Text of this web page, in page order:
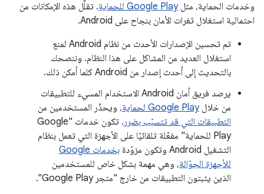
وخدمات الحماية، مثلGoogle Play للحماية
. تقلِّل هذه الإمكانات من
احتمالية استغلال ثغرات الأمان بنجاح على Android.
تم تحسين الإصدارات الأحدث من نظام Android لمنع
استغلال العديد من المشاكل على هذا النظام. وننصحك
بالتحديث إلى أحدث إصدار من Android كلما أمكن ذلك.
يرصد فريق أمان Android الاستخدام المسيء للتطبيقات
من خلالGoogle Play لحماية
، ويحذّر المستخدمين من
التطبيقات التي قد تتسبّب بضرر
. تكون خدمات "Google
Play للحماية" مفعّلة تلقائيًا على الأجهزة التي تعمل بنظام
التشغيل Android وتكون مزوّدة
بخدمات Google
للأجهزة الجوّالة، وهي مهمة بشكل خاص للمستخدمين
الذين يثبتون التطبيقات من خارج "متجر Google Play".